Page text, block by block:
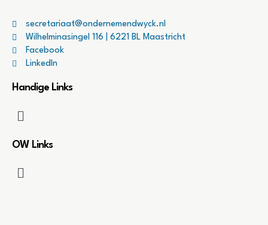
secretariaat@ondernemendwyck.nl
Wilhelminasingel 116 | 6221 BL Maastricht
Facebook
LinkedIn
Handige Links
OW Links